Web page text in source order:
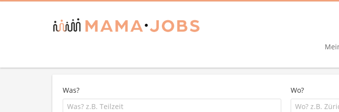
Was? Wo?